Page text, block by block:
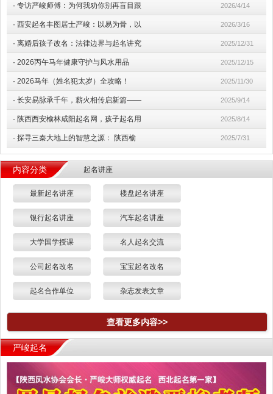
· 专访严峻师傅：为何我劝你别再盲目跟 2026/4/14
· 西安起名丰图居士严峻：以易为骨，以 2026/3/16
· 离婚后孩子改名：法律边界与起名讲究 2025/12/31
· 2026丙午马年健康守护与风水用品 2025/12/15
· 2026马年（姓名犯太岁）全攻略！ 2025/11/30
· 长安易脉承千年，薪火相传启新篇—— 2025/9/14
· 陕西西安榆林咸阳起名网，孩子起名用 2025/8/14
· 探寻三秦大地上的智慧之源： 陕西榆 2025/7/31
内容分类 起名讲座
最新起名讲座 楼盘起名讲座
银行起名讲座 汽车起名讲座
大学国学授课 名人起名交流
公司起名改名 宝宝起名改名
起名合作单位 杂志发表文章
查看更多内容>>
严峻起名